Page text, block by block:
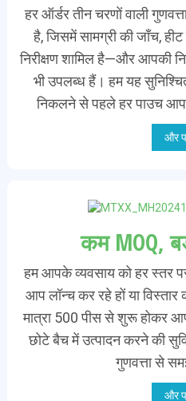
हर ऑर्डर तीन चरणों वाली
है, जिसमें सामग्री की जाँच,
निरीक्षण शामिल है—और आपकी
भी उपलब्ध हैं। हम यह
निकलने से पहले हर पाउच
और
कम MOQ,
हम आपके व्यवसाय को हर स्तर
आप लॉन्च कर रहे हों या विस्तार
मात्रा 500 पीस से शुरू होकर
छोटे बैच में उत्पादन करने की
गुणवत्ता से
और